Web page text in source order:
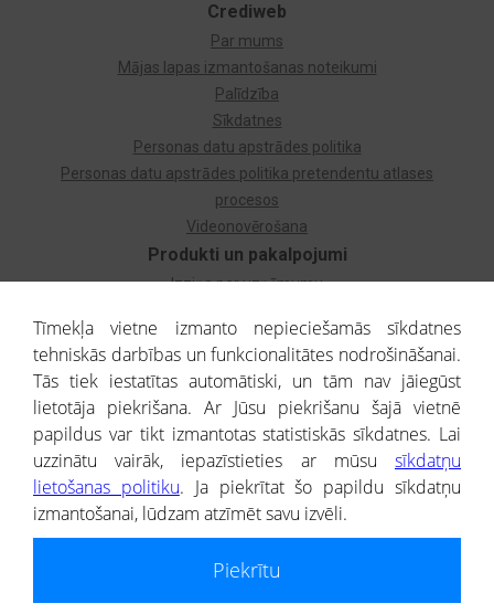
Produkti un pakalpojumi
Izziņa par uzņēmumu
Dzimtas koks
Uzņēmumu atlase
Monitorings
Kredītizziņa par ārvalstu uzņēmumiem
Crediweb
Par mums
Mājas lapas izmantošanas noteikumi
Palīdzība
Sīkdatnes
Personas datu apstrādes politika
Personas datu apstrādes politika pretendentu atlases
procesos
Videonovērošana
® CREDITREFORM Latvija
SIA
Portāla ietvaros saņemtajai informācijai ir uzziņas raksturs, un tai nav
Tīmekļa vietne izmanto nepieciešamās sīkdatnes
tehniskās darbības un funkcionalitātes nodrošināšanai.
Tās tiek iestatītas automātiski, un tām nav jāiegūst
lietotāja piekrišana. Ar Jūsu piekrišanu šajā vietnē
papildus var tikt izmantotas statistiskās sīkdatnes. Lai
uzzinātu vairāk, iepazīstieties ar mūsu sīkdatņu
lietošanas politiku. Ja piekrītat šo papildu sīkdatņu
izmantošanai, lūdzam atzīmēt savu izvēli.
Piekrītu